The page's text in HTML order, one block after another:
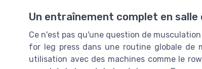
Un entraînement complet en salle
Ce n'est pas qu'une question de
for leg press dans une routine globale de
utilisation avec des machines comme le